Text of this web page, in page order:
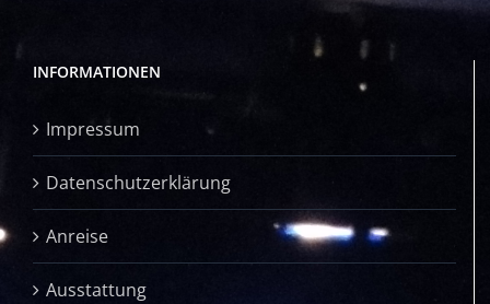
INFORMATIONEN
Impressum
Datenschutzerklärung
Anreise
Ausstattung